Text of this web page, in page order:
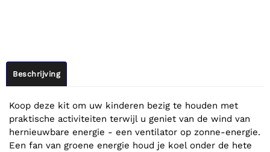
Beschrijving
Koop deze kit om uw kinderen bezig te houden met
praktische activiteiten terwijl u geniet van de wind van
hernieuwbare energie - een ventilator op zonne-energie.
Een fan van groene energie houd je koel onder de hete